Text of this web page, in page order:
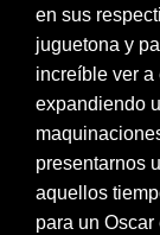
en sus
juguetona y
increíble ver a
expandiendo
presentarnos
aquellos
para un Oscar